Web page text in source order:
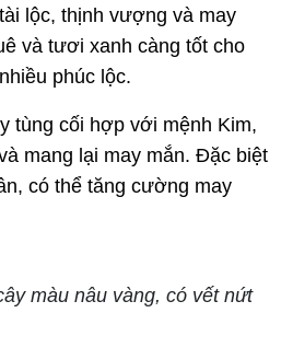
lộc, thịnh vượng và may
và tươi xanh càng tốt cho
phúc lộc.
tùng cối hợp với mệnh Kim,
mang lại may mắn. Đặc biệt
có thể tăng cường may
màu nâu vàng, có vết nứt